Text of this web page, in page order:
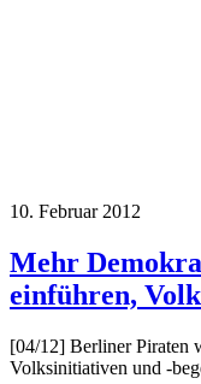
10. Februar 2012
Mehr
einführen,
[04/12] Berliner Piraten
Volksinitiativen und -